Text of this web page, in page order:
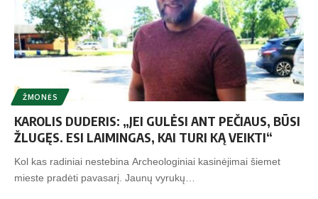
ŽMONĖS
KAROLIS DUDERIS: „JEI GULĖSI ANT PEČIAUS, BŪSI
ŽLUGĘS. ESI LAIMINGAS, KAI TURI KĄ VEIKTI“
Kol kas radiniai nestebina Archeologiniai kasinėjimai šiemet
mieste pradėti pavasarį. Jaunų vyrukų…